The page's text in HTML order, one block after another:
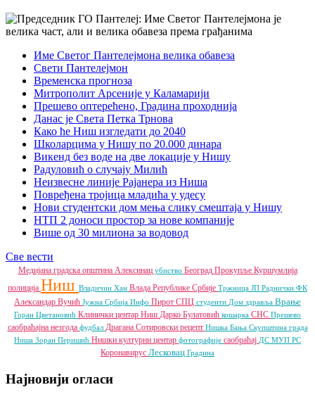
Име Светог Пантелејмона велика обавеза
Свети Пантелејмон
Временска прогноза
Митрополит Арсеније у Каламарији
Прешево оптерећено, Градина проходнија
Данас је Света Петка Трнова
Како ће Ниш изгледати до 2040
Школарцима у Нишу по 20.000 динара
Викенд без воде на две локације у Нишу
Радуловић о случају Милић
Неизвесне линије Рајанера из Ниша
Повређена тројица младића у удесу
Нови студентски дом мења слику смештаја у Нишу
НТП 2 доноси простор за нове компаније
Више од 30 милиона за водовод
Све вести
Медијана градска општина Алексинац убиство Београд Прокупље Куршумлија
полиција Ниш Владичин Хан Влада Републике Србије Тржница ЈП Раднички ФК
Александар Вучић Јужна Србија Инфо Пирот СПЦ студенти Дом здравља Врање
Горан Цветановић Клинички центар Ниш Дарко Булатовић кошарка СНС Прешево
саобраћајна незгода фудбал Драгана Сотировски рецепт Нишка Бања Скупштина града
Ниша Зоран Перишић Нишки културни центар фотографије саобраћај ДС МУП РС
Коронавирус Лесковац Градина
Најновији огласи